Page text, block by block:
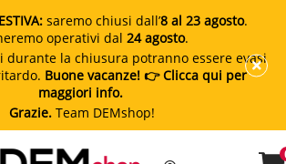
saremo chiusi dall’8 al 23 agosto.
operativi dal 24 agosto.
durante la chiusura potranno essere evasi
Buone vacanze! 👉 Clicca qui per
maggiori info.
Grazie. Team DEMshop!